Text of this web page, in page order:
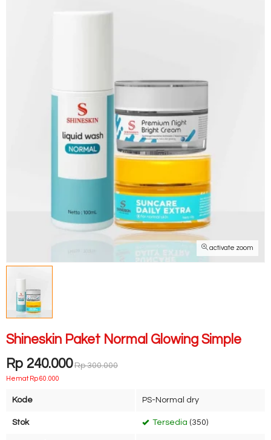
activate zoom
Shineskin Paket Normal Glowing Simple
Rp 240.000 Rp 300.000
Hemat Rp 60.000
Kode PS-Normal dry
Stok Tersedia (350)